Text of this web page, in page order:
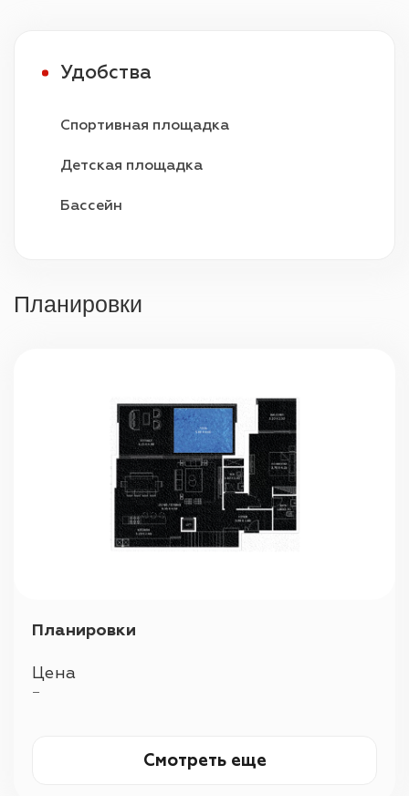
Удобства
Спортивная площадка
Детская площадка
Бассейн
Планировки
Планировки
Цена
—
Смотреть еще